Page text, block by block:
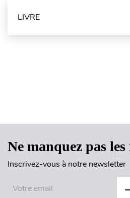
LIVRE
Ne manquez pas
Inscrivez-vous à notre newsletter